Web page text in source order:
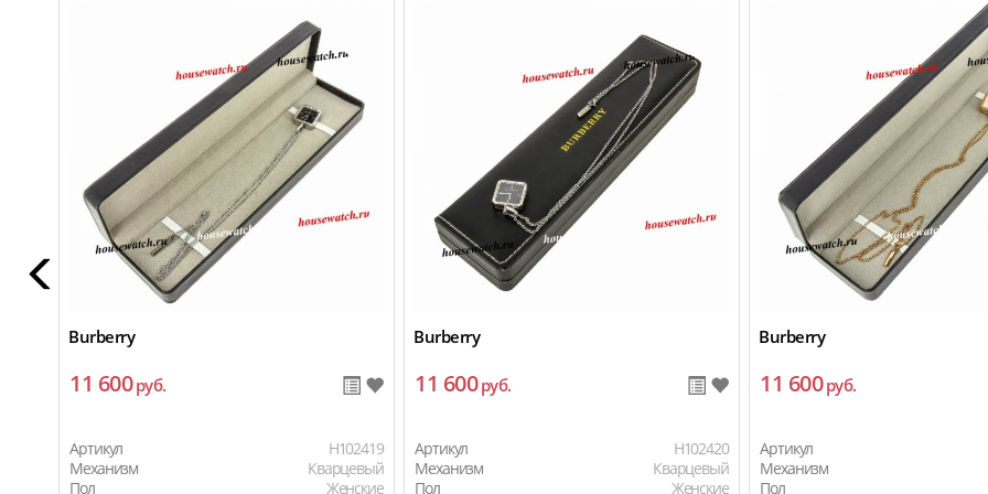
Burberry
11 600руб.
Артикул
H102419
Механизм
Кварцевый
Пол
Женские
Burberry
11 600руб.
Артикул
H102420
Механизм
Кварцевый
Пол
Женские
Burberry
11 600руб.
Артикул
Механизм
Пол